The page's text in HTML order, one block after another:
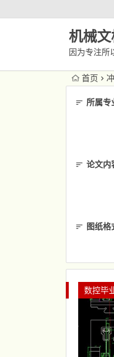
机械文
因为专注所
首页
所属专
论文内
图纸格
数控毕